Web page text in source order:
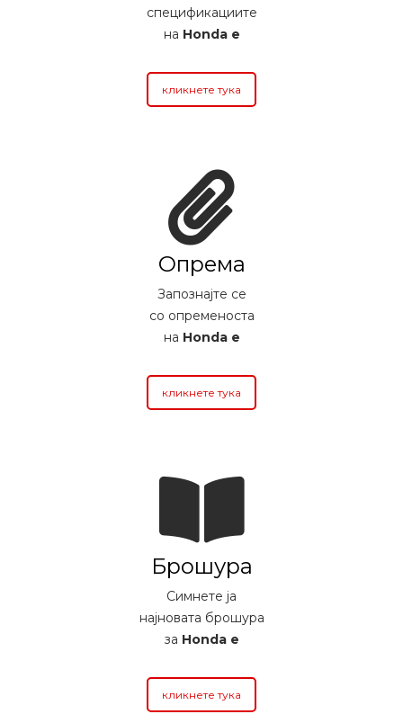
спецификациите
на Honda e
кликнете тука
Опрема
Запознајте се
со опременоста
на Honda e
кликнете тука
Брошура
Симнете ја
најновата брошура
за Honda e
кликнете тука